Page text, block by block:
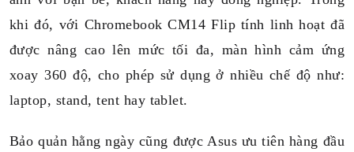
khi đó, với Chromebook CM14 Flip tính linh hoạt đã
được nâng cao lên mức tối đa, màn hình cảm ứng
xoay 360 độ, cho phép sử dụng ở nhiều chế độ như:
laptop, stand, tent hay tablet.
Bảo quản hằng ngày cũng được Asus ưu tiên hàng đầu